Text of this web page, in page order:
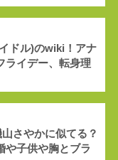
ドル)のwiki！アナ
ライデー、転身理
さやかに似てる？
や子供や胸とブラ